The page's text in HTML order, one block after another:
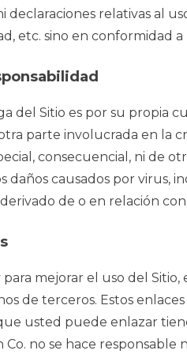
declaraciones relativas al
etc. sino en conformidad a
del Sitio es por su propia
parte involucrada en la
consecuencial, ni de
daños causados por virus,
de o en relación
mejorar el uso del
de terceros. Estos
que usted puede enlazar
Co. no se hace